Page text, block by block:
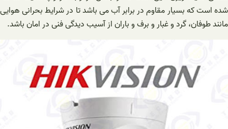
شده است که بسیار مقاوم در برابر آب می باشد تا در شرایط بحرانی هوایی
مانند طوفان، گرد و غبار و برف و باران از آسیب دیدگی فنی در امان باشد.